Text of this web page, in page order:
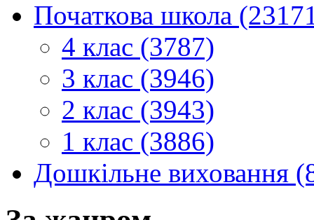
Початкова школа
4 клас (3787)
3 клас (3946)
2 клас (3943)
1 клас (3886)
Дошкільне виховання